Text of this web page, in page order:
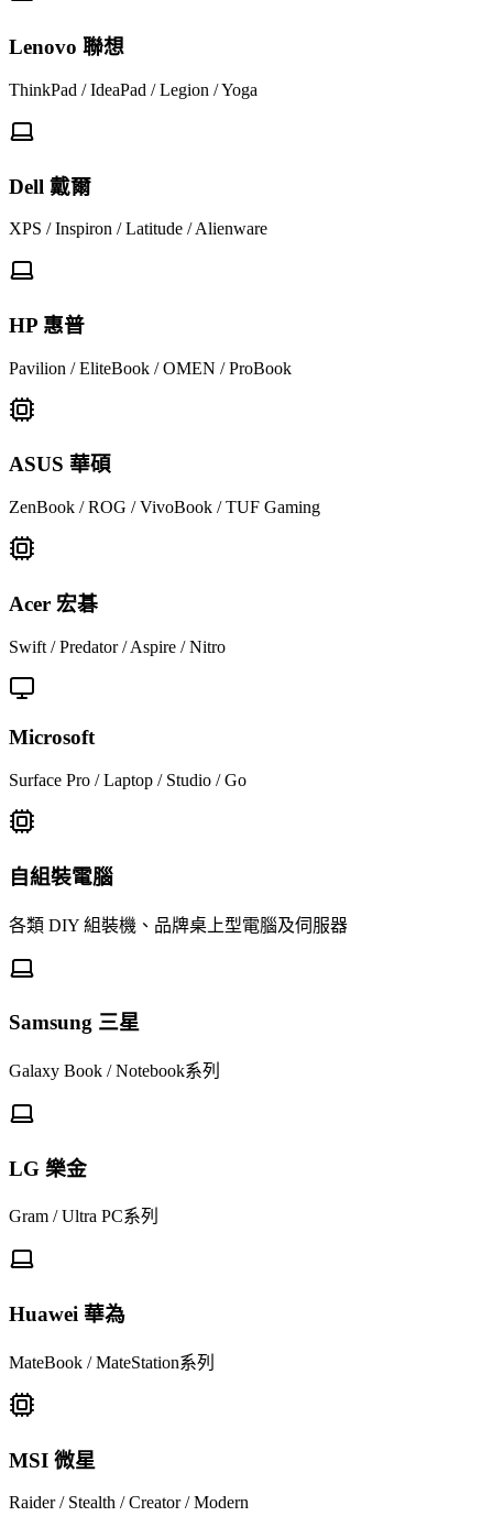
Lenovo 聯想
ThinkPad / IdeaPad / Legion / Yoga
Dell 戴爾
XPS / Inspiron / Latitude / Alienware
HP 惠普
Pavilion / EliteBook / OMEN / ProBook
ASUS 華碩
ZenBook / ROG / VivoBook / TUF Gaming
Acer 宏碁
Swift / Predator / Aspire / Nitro
Microsoft
Surface Pro / Laptop / Studio / Go
自組裝電腦
各類 DIY 組裝機、品牌桌上型電腦及伺服器
Samsung 三星
Galaxy Book / Notebook系列
LG 樂金
Gram / Ultra PC系列
Huawei 華為
MateBook / MateStation系列
MSI 微星
Raider / Stealth / Creator / Modern